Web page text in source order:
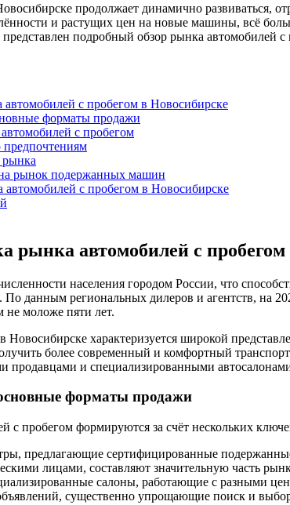
продолжает динамично развиваться,
и растущих цен на новые машины, всё
представлен подробный обзор рынка
с пробегом в Новосибирске
форматы продажи
с пробегом
предпочтениям
рынок подержанных машин
с пробегом в Новосибирске
рынка автомобилей с пробегом
населения городом России, что
По данным региональных дилеров и агентств, на
не моложе пяти лет.
характеризуется широкой
более современный и комфортный
и специализированными
форматы продажи
с пробегом формируются за счёт нескольких
предлагающие сертифицированные
лицами, составляют значительную часть
салоны, работающие с разными
существенно упрощающие поиск и